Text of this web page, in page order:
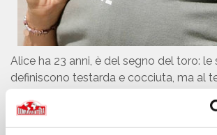
Alice ha 23 anni, è del segno del toro: le
definiscono testarda e cocciuta, ma al
Trento. Tra i progetti futuri, oltre alla
diventare insegnante di tennis. Il sogno